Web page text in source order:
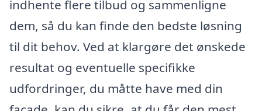
indhente flere tilbud og sammenligne
dem, så du kan finde den bedste løsning
til dit behov. Ved at klargøre det ønskede
resultat og eventuelle specifikke
udfordringer, du måtte have med din